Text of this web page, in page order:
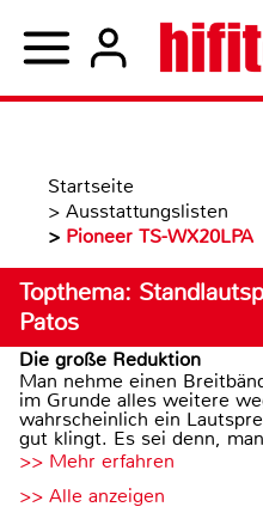
Startseite
> Ausstattungslisten
> Pioneer TS-WX20LPA
Topthema:
Patos
Die große Reduktion
Man nehme einen
im Grunde alles weitere
wahrscheinlich ein
gut klingt. Es sei denn,
>> Mehr erfahren
>> Alle anzeigen